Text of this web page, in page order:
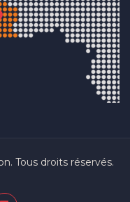
Tous droits réservés.